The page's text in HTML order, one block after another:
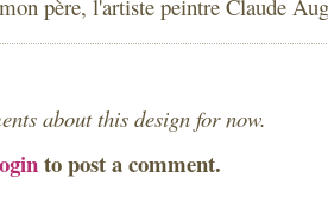
père, l'artiste peintre Claude
about this design for now.
to post a comment.